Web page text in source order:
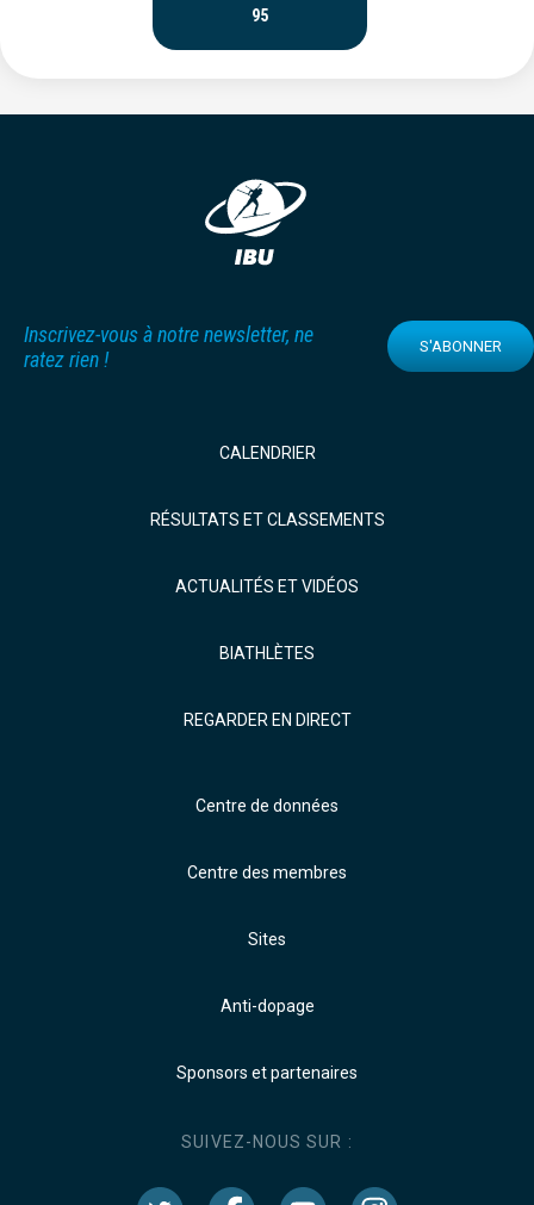
95
Inscrivez-vous à notre newsletter, ne
ratez rien !
S'ABONNER
CALENDRIER
RÉSULTATS ET CLASSEMENTS
ACTUALITÉS ET VIDÉOS
BIATHLÈTES
REGARDER EN DIRECT
Centre de données
Centre des membres
Sites
Anti-dopage
Sponsors et partenaires
SUIVEZ-NOUS SUR :